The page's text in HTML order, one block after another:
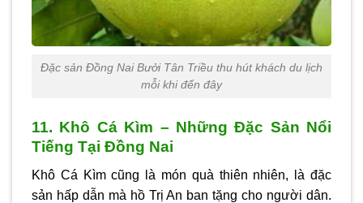
Đặc sản Đồng Nai Bưởi Tân Triều thu hút khách du lịch
mỗi khi đến đây
11. Khô Cá Kìm – Những Đặc Sản Nổi
Tiếng Tại Đồng Nai
Khô Cá Kìm cũng là món quà thiên nhiên, là đặc
sản hấp dẫn mà hồ Trị An ban tặng cho người dân.